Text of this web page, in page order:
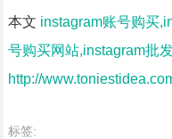
本文 instagram账号购买
号购买网站,instagram批
http://
标签: